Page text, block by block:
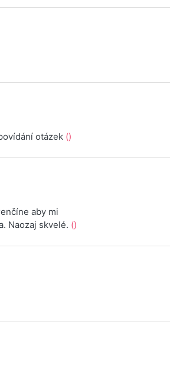
otázek ()
aby mi
Naozaj skvelé. ()